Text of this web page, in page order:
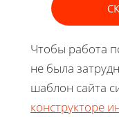
Чтобы работа
не была
шаблон сайта
конструкторе